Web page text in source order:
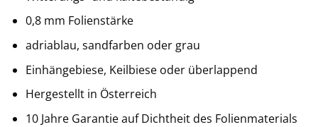
0,8 mm Folienstärke
adriablau, sandfarben oder grau
Einhängebiese, Keilbiese oder überlappend
Hergestellt in Österreich
10 Jahre Garantie auf Dichtheit des Folienmaterials